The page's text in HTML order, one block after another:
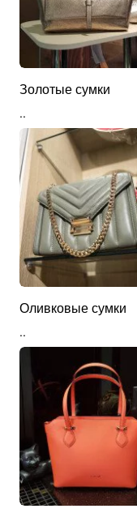
Золотые сумки
..
Оливковые сумки
..